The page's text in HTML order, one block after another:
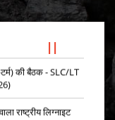
and Ministry of
Gasification
की बैठक - SLC/LT
राष्ट्रीय लिग्नाइट